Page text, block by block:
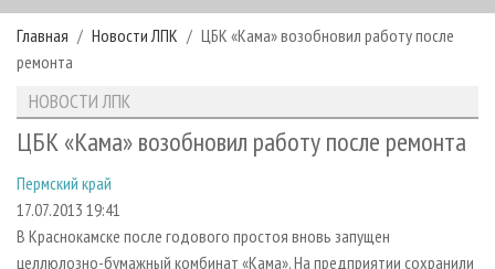
РУБРИКИ И ТЕМЫ
РУБРИКИ ЖУРНАЛА
ЛЕСОЗАГОТОВКА
ЛЕСОПИЛЕНИЕ
ДЕРЕВООБРАБОТКА
СУШКА ДРЕВЕСИНЫ
НОВОСТИ
НОВОСТИ ЛПК
НОВОСТИ КОМПАНИЙ
ПРОЕКТЫ ЛПИ
АНАЛИТИКА
ЛЕСНЫЕ РЕГИОНЫ РОССИИ
ПЕРСОНЫ
АРХИВ
СТАТЬИ
ПОДПИСКА
КОНТАКТЫ
РЕКЛАМОДАТЕЛЯМ
РЕКЛАМА
Главная Новости ЛПК
ЦБК «Кама» возобновил работу после
ремонта
НОВОСТИ ЛПК
ЦБК «Кама» возобновил работу после ремонта
Пермский край
17.07.2013 19:41
В Краснокамске после годового простоя вновь запущен
целлюлозно-бумажный комбинат «Кама». На предприятии сохранили